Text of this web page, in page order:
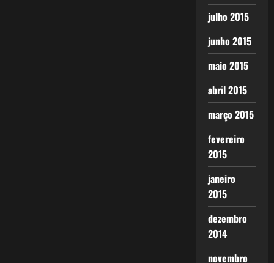
julho 2015
junho 2015
maio 2015
abril 2015
março 2015
fevereiro
2015
janeiro
2015
dezembro
2014
novembro